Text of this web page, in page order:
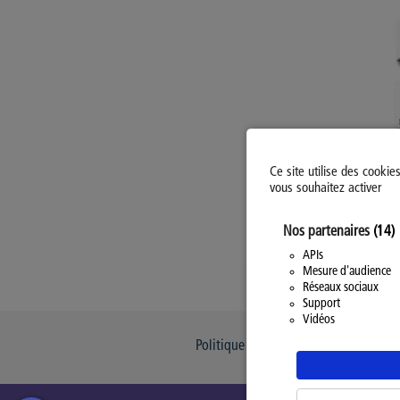
Ce site utilise des
vous souhaitez activer
Nos partenaires (14)
APIs
Mesure d'audience
Réseaux sociaux
Support
Vidéos
Politique d’utilisation des Cookies